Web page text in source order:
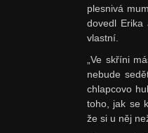
plesnivá
dovedl Erika
vlastní.
„Ve skříni
nebude
chlapcovo
toho, jak se
že si u něj